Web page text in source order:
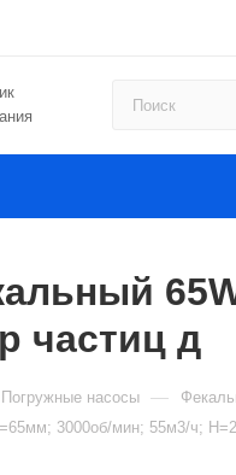
частиц д
Погружные насосы —
3000об/мин; 55м3/ч;